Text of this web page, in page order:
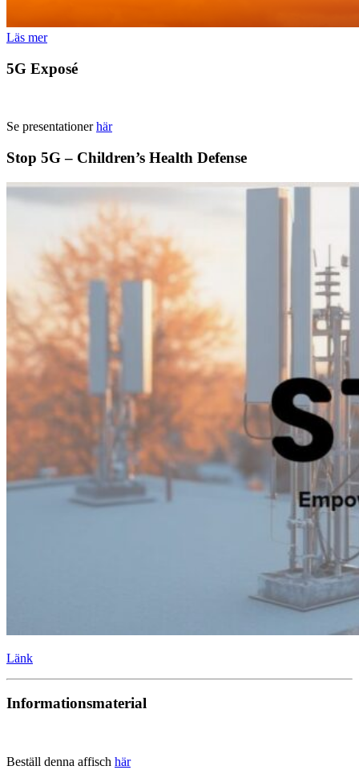
Läs mer
5G Exposé
Se presentationerhär
Stop 5G – Children’s Health Defense
Länk
Informationsmaterial
Beställ denna affisch här